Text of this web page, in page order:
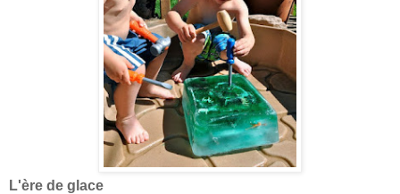
L'ère de glace